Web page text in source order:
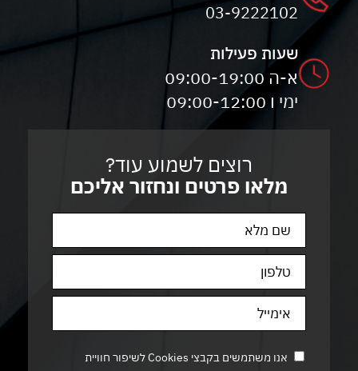
03-9222102
שעות פעילות
א-ה 09:00-19:00
ימי ו 09:00-12:00
רוצים לשמוע עוד?
מלאו פרטים ונחזור אליכם
אנו משתמשים בקבצי Cookies לשיפור חוויית